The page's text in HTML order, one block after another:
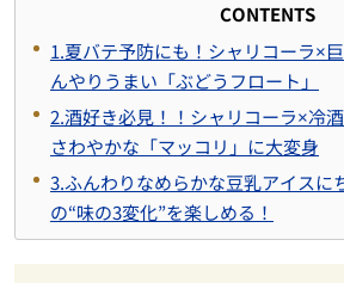
CONTENTS
1.夏バテ予防にも！シャリコーラ×
んやりうまい「ぶどうフロート」
2.酒好き必見！！シャリコーラ×冷
さわやかな「マッコリ」に大変身
3.ふんわりなめらかな豆乳アイスに
の“味の3変化”を楽しめる！